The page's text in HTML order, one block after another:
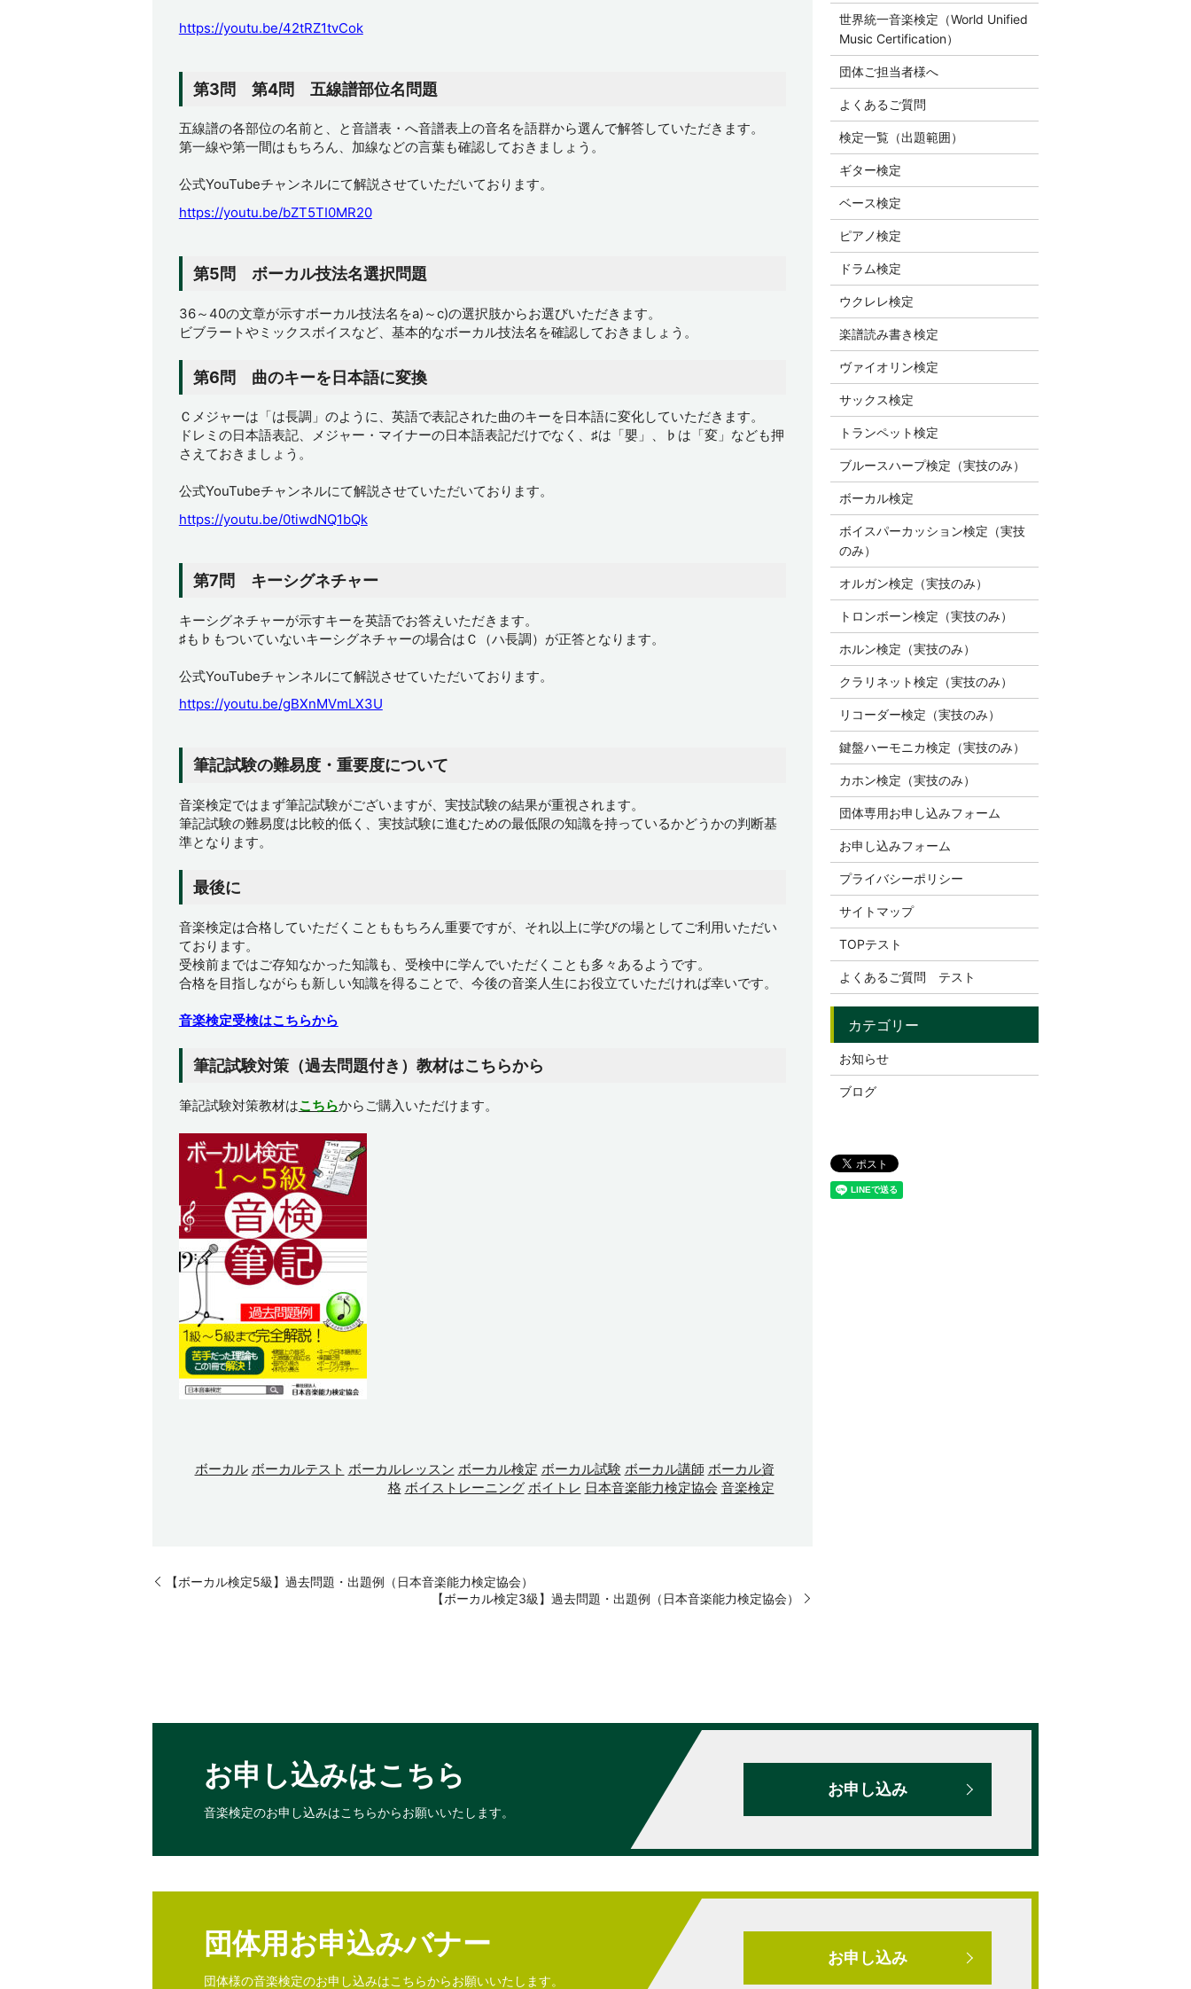
https://youtu.be/42tRZ1tvCok
第3問 第4問 五線譜部位名問題
五線譜の各部位の名前と、と音譜表・へ音譜表上の音名を語群から選んで解答していただきます。
第一線や第一間はもちろん、加線などの言葉も確認しておきましょう。
公式YouTubeチャンネルにて解説させていただいております。
https://youtu.be/bZT5TI0MR20
第5問 ボーカル技法名選択問題
36～40の文章が示すボーカル技法名をa)～c)の選択肢からお選びいただきます。
ビブラートやミックスボイスなど、基本的なボーカル技法名を確認しておきましょう。
第6問 曲のキーを日本語に変換
Ｃメジャーは「は長調」のように、英語で表記された曲のキーを日本語に変化していただきます。
ドレミの日本語表記、メジャー・マイナーの日本語表記だけでなく、♯は「嬰」、♭は「変」なども押
さえておきましょう。
公式YouTubeチャンネルにて解説させていただいております。
https://youtu.be/0tiwdNQ1bQk
第7問 キーシグネチャー
キーシグネチャーが示すキーを英語でお答えいただきます。
♯も♭もついていないキーシグネチャーの場合はＣ（ハ長調）が正答となります。
公式YouTubeチャンネルにて解説させていただいております。
https://youtu.be/gBXnMVmLX3U
筆記試験の難易度・重要度について
音楽検定ではまず筆記試験がございますが、実技試験の結果が重視されます。
筆記試験の難易度は比較的低く、実技試験に進むための最低限の知識を持っているかどうかの判断基
準となります。
最後に
音楽検定は合格していただくことももちろん重要ですが、それ以上に学びの場としてご利用いただい
ております。
受検前まではご存知なかった知識も、受検中に学んでいただくことも多々あるようです。
合格を目指しながらも新しい知識を得ることで、今後の音楽人生にお役立ていただければ幸いです。
音楽検定受検はこちらから
筆記試験対策（過去問題付き）教材はこちらから
筆記試験対策教材はこちらからご購入いただけます。
ボーカル ボーカルテスト ボーカルレッスン ボーカル検定 ボーカル試験 ボーカル講師 ボーカル資
格 ボイストレーニング ボイトレ 日本音楽能力検定協会 音楽検定
【ボーカル検定5級】過去問題・出題例（日本音楽能力検定協会）
【ボーカル検定3級】過去問題・出題例（日本音楽能力検定協会）
世界統一音楽検定（World Unified
Music Certification）
団体ご担当者様へ
よくあるご質問
検定一覧（出題範囲）
ギター検定
ベース検定
ピアノ検定
ドラム検定
ウクレレ検定
楽譜読み書き検定
ヴァイオリン検定
サックス検定
トランペット検定
ブルースハープ検定（実技のみ）
ボーカル検定
ボイスパーカッション検定（実技
のみ）
オルガン検定（実技のみ）
トロンボーン検定（実技のみ）
ホルン検定（実技のみ）
クラリネット検定（実技のみ）
リコーダー検定（実技のみ）
鍵盤ハーモニカ検定（実技のみ）
カホン検定（実技のみ）
団体専用お申し込みフォーム
お申し込みフォーム
プライバシーポリシー
サイトマップ
TOPテスト
よくあるご質問 テスト
お知らせ
ブログ
お申し込みはこちら
音楽検定のお申し込みはこちらからお願いいたします。
お申し込み
団体用お申込みバナー
団体様の音楽検定のお申し込みはこちらからお願いいたします。
お申し込み